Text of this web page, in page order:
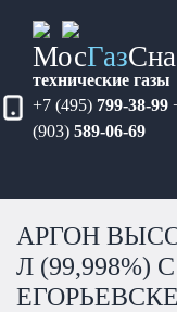
МосГаз
технические газы
+7 (495) 799-38-99
(903) 589-06-69
АРГОН
Л (99,998%)
ЕГОРЬЕВСКЕ